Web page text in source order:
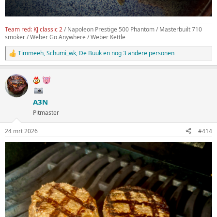
Team red: KJ classic 2/ Napoleon Prestige 500 Phantom / Masterbuilt 710
smoker / Weber Go Anywhere / Weber Kettle
W
a
r
d
e
e
n
Timmeeh,Schumi_wk, De Buuken nog 3 andere personen
A3N
Pitmaster
24 mrt 2026 #414